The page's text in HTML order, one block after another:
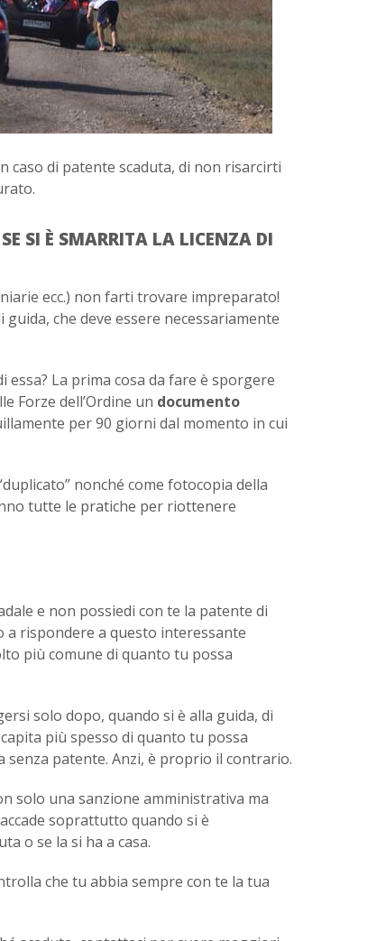
caso di patente scaduta, di non risarcirti
SI È SMARRITA LA LICENZA DI
ecc.) non farti trovare impreparato!
che deve essere necessariamente
essa? La prima cosa da fare è sporgere
Forze dell’Ordine un documento
per 90 giorni dal momento in cui
nonché come fotocopia della
tutte le pratiche per riottenere
e non possiedi con te la patente di
a rispondere a questo interessante
più comune di quanto tu possa
solo dopo, quando si è alla guida, di
più spesso di quanto tu possa
senza patente. Anzi, è proprio il contrario.
solo una sanzione amministrativa ma
soprattutto quando si è
o se la si ha a casa.
che tu abbia sempre con te la tua